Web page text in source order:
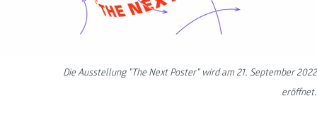
Die Ausstellung "The Next Poster" wird am 21. September 2022
eröffnet.